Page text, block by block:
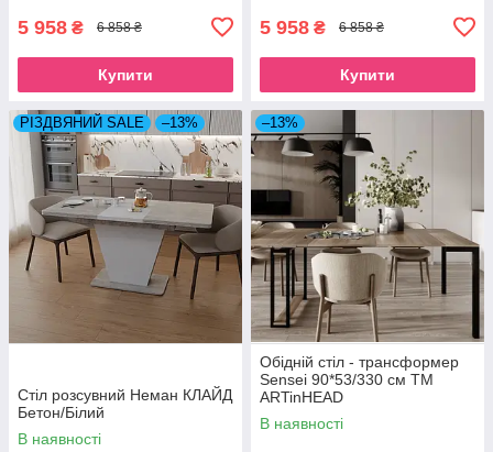
5 958 ₴ 6 858 ₴
Купити
5 958 ₴ 6 858 ₴
Купити
РІЗДВЯНИЙ SALE –13%
Стіл розсувний Неман КЛАЙД
Бетон/Білий
В наявності
–13%
Обідній стіл - трансформер
Sensei 90*53/330 см ТМ
ARTinHEAD
В наявності